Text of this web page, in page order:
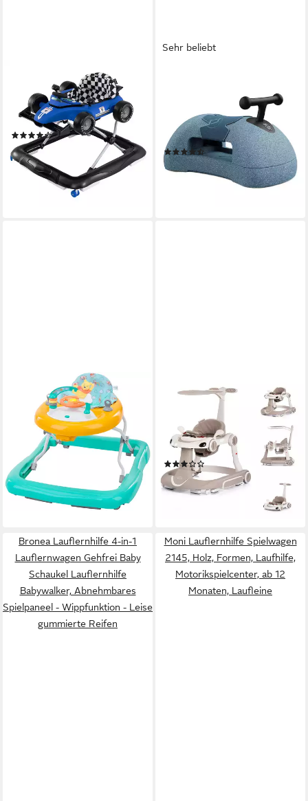
Lauflernhilfe, 4 in 1
Lauflernwagen mit Lenkrad &
Spieluhr
(2)
76,99 €
-20%
lieferbar - in 4-5 Werktagen bei dir
Sehr beliebt
My First, 3 Spielgeräte in
einem: Rutscher, Rollbrett
und Rutsche-Auto
(45)
79,90 €
lieferbar - in 2-3 Werktagen bei dir
BRIGHT STARTS
Lauflernhilfe Winnie the Pooh
Once Upon a Walk™
Lauflernhilfe, mit Licht und
Sound
69,99 €
lieferbar - in 2-3 Werktagen bei dir
CHIPOLINO
Lauflernhilfe Happy Walker 5
in 1, Musik, Räder, Lichter,
Schaukelfunktion, Spielcenter,
Activity-Center
(4)
70,95 €
lieferbar - in 2-3 Werktagen bei dir
Bronea Lauflernhilfe 4-in-1
Lauflernwagen Gehfrei Baby
Schaukel Lauflernhilfe
Babywalker, Abnehmbares
Spielpaneel - Wippfunktion - Leise
gummierte Reifen
Moni Lauflernhilfe Spielwagen
2145, Holz, Formen, Laufhilfe,
Motorikspielcenter, ab 12
Monaten, Laufleine